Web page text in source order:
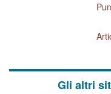
Gli altri